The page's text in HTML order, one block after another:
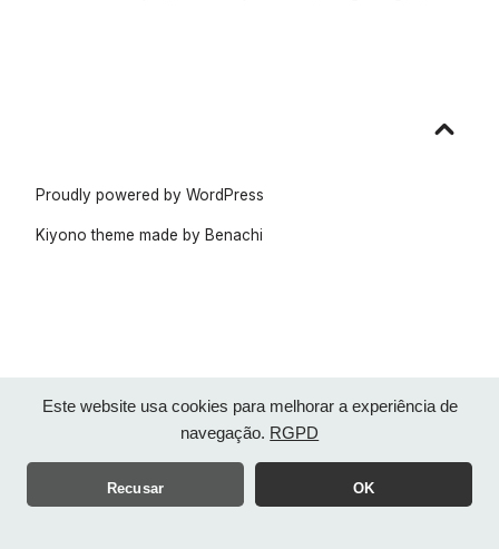
Este website usa cookies para melhorar a experiência de
navegação. RGPD
Recusar OK
Proudly powered by WordPress
Kiyono theme made by Benachi